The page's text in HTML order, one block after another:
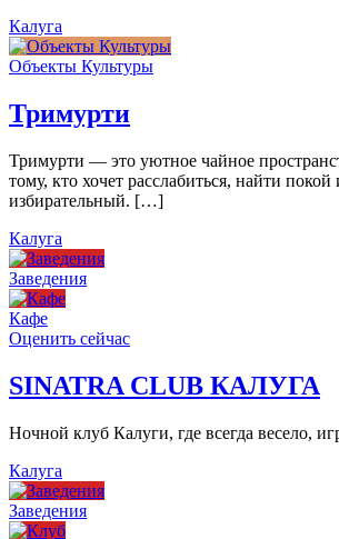
Калуга
Объекты Культуры
Тримурти
Тримурти — это уютное чайное
тому, кто хочет расслабиться, найти
избирательный. […]
Калуга
Заведения
Кафе
Оценить сейчас
SINATRA CLUB КАЛУГА
Ночной клуб Калуги, где всегда весело,
Калуга
Заведения